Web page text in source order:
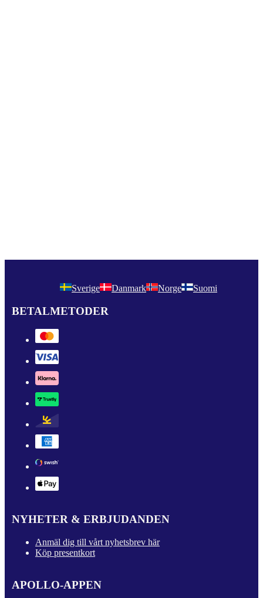
Sverige Danmark Norge Suomi
BETALMETODER
NYHETER & ERBJUDANDEN
Anmäl dig till vårt nyhetsbrev här
Köp presentkort
APOLLO-APPEN